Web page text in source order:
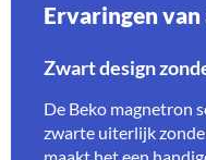
Ervaringen van
Zwart design
De Beko magnetron
zwarte uiterlijk